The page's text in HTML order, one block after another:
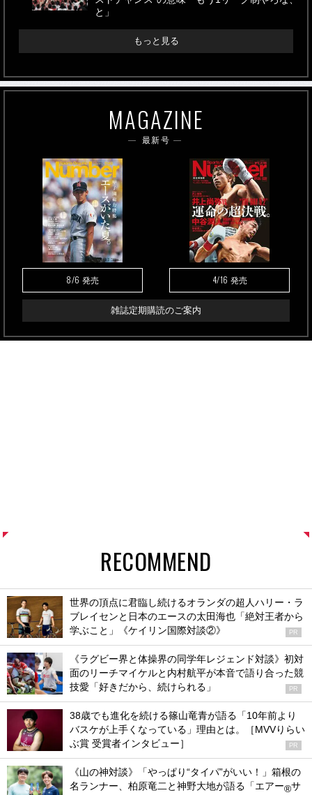
と」
もっと見る
MAGAZINE
最新号
8/6 発売 4/16 発売
雑誌定期購読のご案内
RECOMMEND
世界の頂点に君臨し続けるオランダの超人ハリー・ラ
ブレイセンと日本のエースの太田海也「絶対王者から
学ぶこと」《ケイリン国際対談②》
PR
《ラグビー界と体操界の同学年レジェンド対談》初対
面のリーチマイケルと内村航平が本音で語り合った競
技愛「好きだから、続けられる」
PR
38歳でも進化を続ける篠山竜青が語る「10年前より
バスケが上手くなっている」理由とは。［MVVりらい
ぶ賞 受賞者インタビュー］
PR
《山の神対談》「やっぱり“タイパ”がいい！」箱根の
名ランナー、柏原竜二と神野大地が語る「エアー®サ